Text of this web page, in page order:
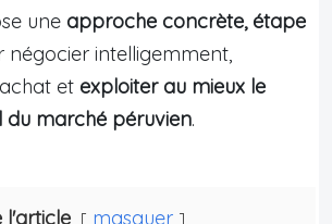
une approche concrète, étape
négocier intelligemment,
et exploiter au mieux le
du marché péruvien.
l'article
masquer